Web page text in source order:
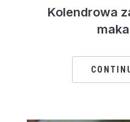
Kolendrowa